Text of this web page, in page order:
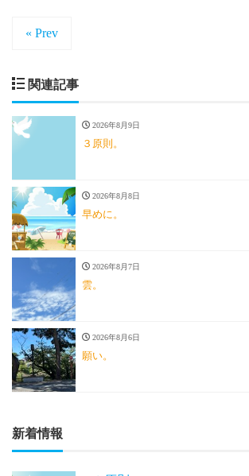
« Prev
関連記事
2026年8月9日
３原則。
2026年8月8日
早めに。
2026年8月7日
雲。
2026年8月6日
願い。
新着情報